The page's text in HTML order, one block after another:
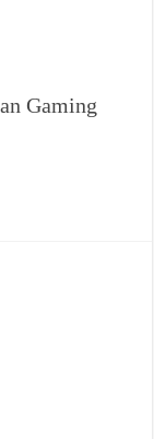
Gaming